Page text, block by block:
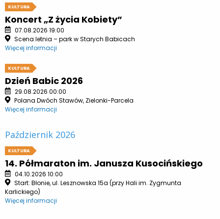
KULTURA
Koncert „Z życia Kobiety”
07.08.2026 19:00
Scena letnia – park w Starych Babicach
Więcej informacji
KULTURA
Dzień Babic 2026
29.08.2026 00:00
Polana Dwóch Stawów, Zielonki-Parcela
Więcej informacji
Październik 2026
KULTURA
14. Półmaraton im. Janusza Kusocińskiego
04.10.2026 10:00
Start: Błonie, ul. Lesznowska 15a (przy Hali im. Zygmunta
Karlickiego)
Więcej informacji